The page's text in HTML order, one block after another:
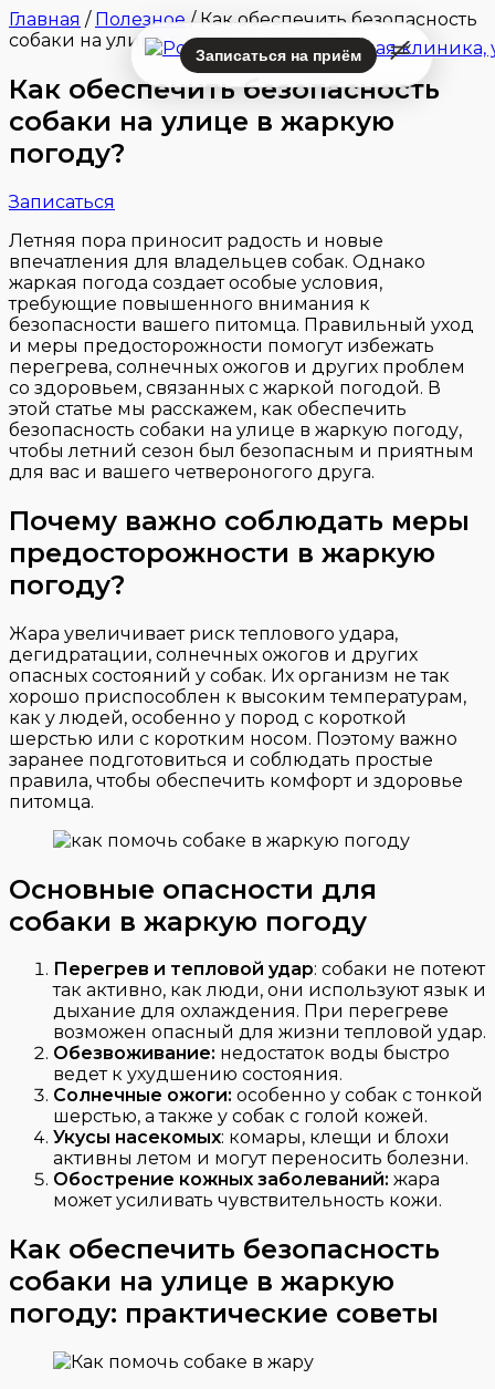
Записаться на приём
Главная / Полезное / Как обеспечить безопасность
собаки на улице в жаркую погоду?
Как обеспечить безопасность
собаки на улице в жаркую
погоду?
Записаться
Летняя пора приносит радость и новые
впечатления для владельцев собак. Однако
жаркая погода создает особые условия,
требующие повышенного внимания к
безопасности вашего питомца. Правильный уход
и меры предосторожности помогут избежать
перегрева, солнечных ожогов и других проблем
со здоровьем, связанных с жаркой погодой. В
этой статье мы расскажем, как обеспечить
безопасность собаки на улице в жаркую погоду,
чтобы летний сезон был безопасным и приятным
для вас и вашего четвероногого друга.
Почему важно соблюдать меры
предосторожности в жаркую
погоду?
Жара увеличивает риск теплового удара,
дегидратации, солнечных ожогов и других
опасных состояний у собак. Их организм не так
хорошо приспособлен к высоким температурам,
как у людей, особенно у пород с короткой
шерстью или с коротким носом. Поэтому важно
заранее подготовиться и соблюдать простые
правила, чтобы обеспечить комфорт и здоровье
питомца.
Основные опасности для
собаки в жаркую погоду
Перегрев и тепловой удар: собаки не потеют
так активно, как люди, они используют язык и
дыхание для охлаждения. При перегреве
возможен опасный для жизни тепловой удар.
Обезвоживание: недостаток воды быстро
ведет к ухудшению состояния.
Солнечные ожоги: особенно у собак с тонкой
шерстью, а также у собак с голой кожей.
Укусы насекомых: комары, клещи и блохи
активны летом и могут переносить болезни.
Обострение кожных заболеваний: жара
может усиливать чувствительность кожи.
Как обеспечить безопасность
собаки на улице в жаркую
погоду: практические советы